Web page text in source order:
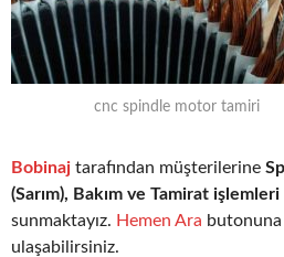
cnc spindle motor tamiri
Bobinaj tarafından müşterilerine
(Sarım), Bakım ve Tamirat işlemleri
sunmaktayız. Hemen Ara butonuna
ulaşabilirsiniz.